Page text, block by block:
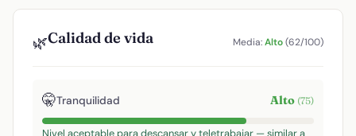
🌿Calidad de vida Media:Alto(62/100)
🤫Tranquilidad Alto (75)
Nivel aceptable para descansar y teletrabajar — similar a